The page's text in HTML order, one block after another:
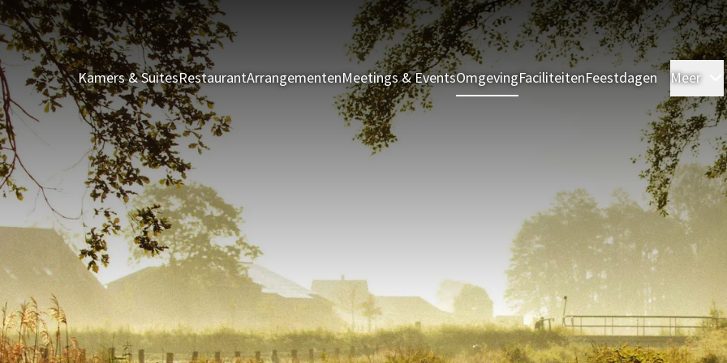
Kamers & SuitesRestaurantArrangementenMeetings & EventsOmgevingFaciliteitenFeestdagen Meer